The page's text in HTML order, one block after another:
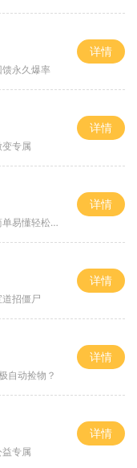
永久爆率
详情
专属
详情
懂轻松满级
详情
招僵尸
详情
自动捡物？
详情
益专属
详情